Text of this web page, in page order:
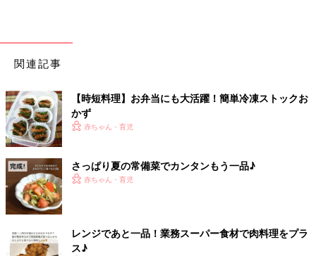
関連記事
【時短料理】お弁当にも大活躍！簡単冷凍ストックお
かず
赤ちゃん・育児
さっぱり夏の常備菜でカンタンもう一品♪
赤ちゃん・育児
レンジであと一品！業務スーパー食材で肉料理をプラ
ス♪